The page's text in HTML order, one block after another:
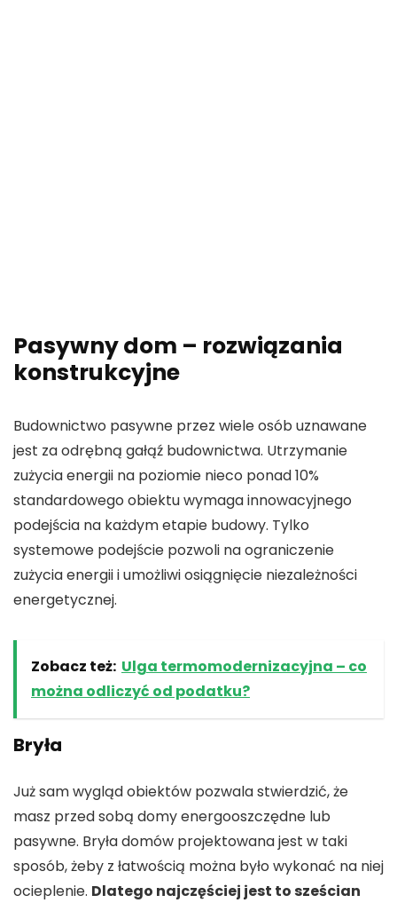
Pasywny dom – rozwiązania
konstrukcyjne
Budownictwo pasywne przez wiele osób uznawane
jest za odrębną gałąź budownictwa. Utrzymanie
zużycia energii na poziomie nieco ponad 10%
standardowego obiektu wymaga innowacyjnego
podejścia na każdym etapie budowy. Tylko
systemowe podejście pozwoli na ograniczenie
zużycia energii i umożliwi osiągnięcie niezależności
energetycznej.
Zobacz też: Ulga termomodernizacyjna – co
można odliczyć od podatku?
Bryła
Już sam wygląd obiektów pozwala stwierdzić, że
masz przed sobą domy energooszczędne lub
pasywne. Bryła domów projektowana jest w taki
sposób, żeby z łatwością można było wykonać na niej
ocieplenie. Dlatego najczęściej jest to sześcian